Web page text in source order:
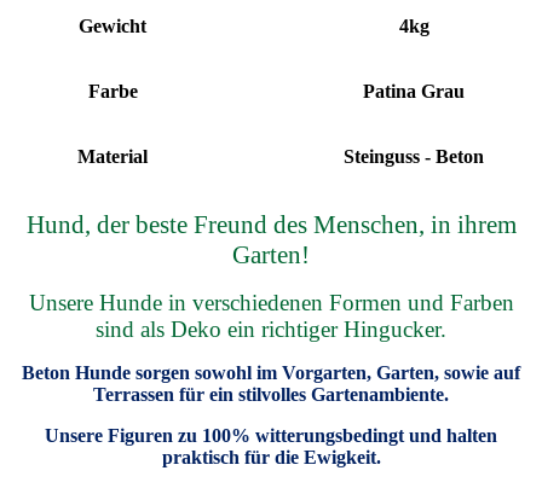
Gewicht 4kg
Farbe Patina Grau
Material Steinguss - Beton
Hund, der beste Freund des Menschen, in ihrem
Garten!
Unsere Hunde in verschiedenen Formen und Farben
sind als Deko ein richtiger Hingucker.
Beton Hunde sorgen sowohl im Vorgarten, Garten, sowie auf
Terrassen für ein stilvolles Gartenambiente.
Unsere Figuren zu 100% witterungsbedingt und halten
praktisch für die Ewigkeit.